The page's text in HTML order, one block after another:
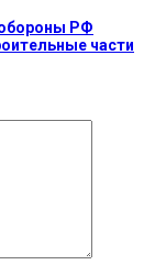
РФ
части